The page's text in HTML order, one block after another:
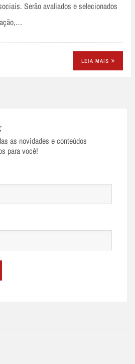
Serão avaliados e selecionados
LEIA MAIS
as novidades e conteúdos
para você!